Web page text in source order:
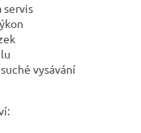
servis
vysávání